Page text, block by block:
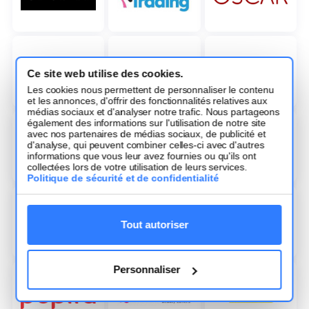
Ce site web utilise des cookies.
Les cookies nous permettent de personnaliser le contenu
et les annonces, d'offrir des fonctionnalités relatives aux
médias sociaux et d'analyser notre trafic. Nous partageons
également des informations sur l'utilisation de notre site
avec nos partenaires de médias sociaux, de publicité et
d'analyse, qui peuvent combiner celles-ci avec d'autres
informations que vous leur avez fournies ou qu'ils ont
collectées lors de votre utilisation de leurs services.
Politique de sécurité et de confidentialité
Tout autoriser
Personnaliser